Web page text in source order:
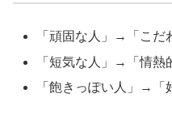
「頑固な人」→「こだ
「短気な人」→「情熱
「飽きっぽい人」→「